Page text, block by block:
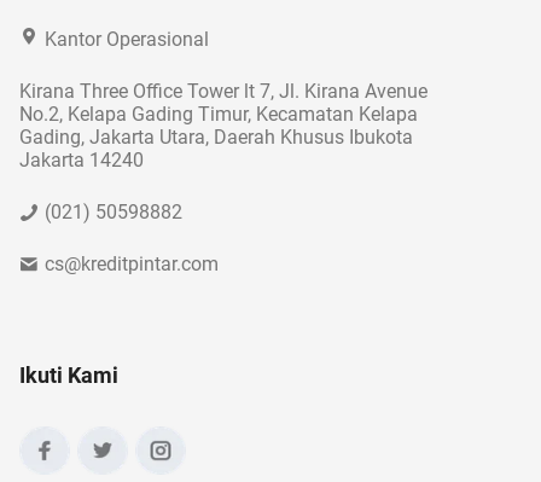
Kantor Operasional
Kirana Three Office Tower lt 7, Jl. Kirana Avenue
No.2, Kelapa Gading Timur, Kecamatan Kelapa
Gading, Jakarta Utara, Daerah Khusus Ibukota
Jakarta 14240
(021) 50598882
cs@kreditpintar.com
Ikuti Kami